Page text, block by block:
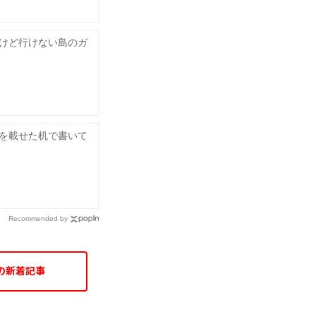
ど行けない島のガ
載せた机で書いて
Recommended by
新着記事